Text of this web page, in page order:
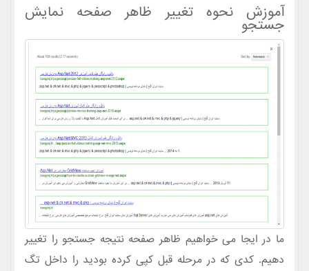
آموزش نحوه تغییر ظاهر صفحه نمایش
جستجو
ما در ایجا می خواهیم ظاهر صفحه نتیجه جستجو را تغییر
دهیم. کدی که در مرحله قبل کپی کرده بودید را داخل تگ